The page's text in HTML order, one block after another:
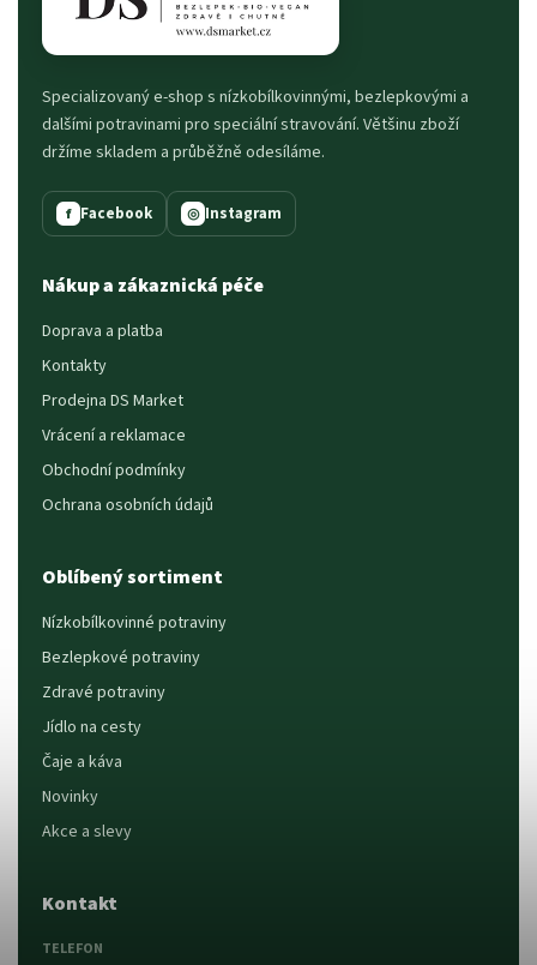
Specializovaný e-shop s nízkobílkovinnými, bezlepkovými a
dalšími potravinami pro speciální stravování. Většinu zboží
držíme skladem a průběžně odesíláme.
f Facebook ◎ Instagram
Nákup a zákaznická péče
Doprava a platba
Kontakty
Prodejna DS Market
Vrácení a reklamace
Obchodní podmínky
Ochrana osobních údajů
Oblíbený sortiment
Nízkobílkovinné potraviny
Bezlepkové potraviny
Zdravé potraviny
Jídlo na cesty
Čaje a káva
Novinky
Akce a slevy
Kontakt
TELEFON